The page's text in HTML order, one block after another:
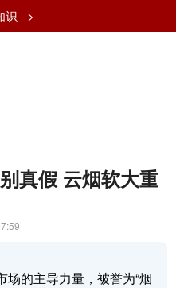
识 >
真假 云烟软大重
的主导力量，被誉为“烟